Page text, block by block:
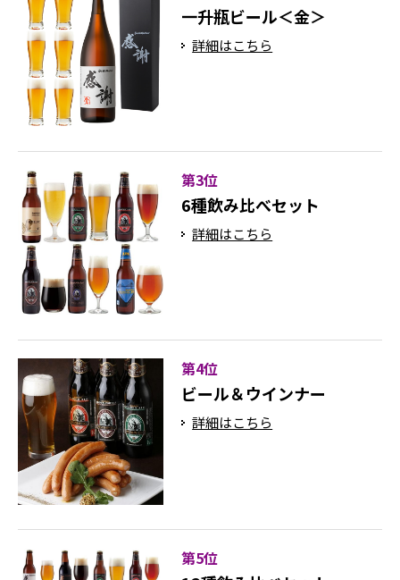
一升瓶ビール＜金＞
詳細はこちら
第3位
6種飲み比べセット
詳細はこちら
第4位
ビール＆ウインナー
詳細はこちら
第5位